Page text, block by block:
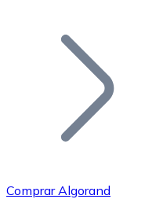
Añade tu
Comprar Algorand